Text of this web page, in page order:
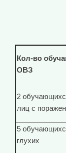
Кол-во
ОВЗ
2
лиц с
5
глухих